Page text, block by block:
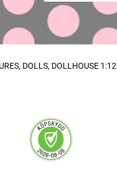
DOLLS, DOLLHOUSE 1:12